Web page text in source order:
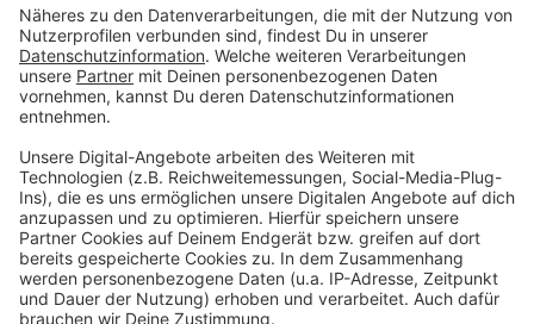
Privatpersonen.
Anzeige
Anzeige